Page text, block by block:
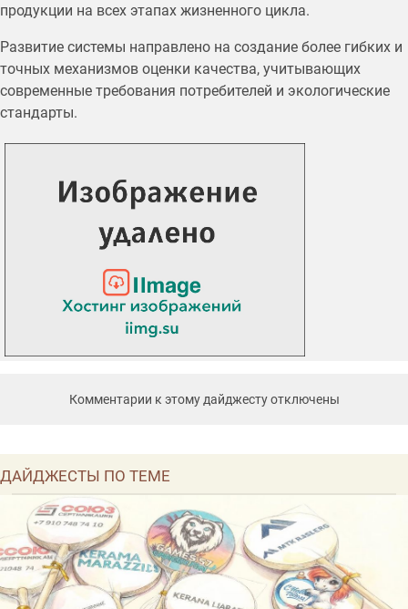
продукции на всех этапах жизненного цикла.
Развитие системы направлено на создание более гибких и
точных механизмов оценки качества, учитывающих
современные требования потребителей и экологические
стандарты.
Комментарии к этому дайджесту отключены
ДАЙДЖЕСТЫ ПО ТЕМЕ